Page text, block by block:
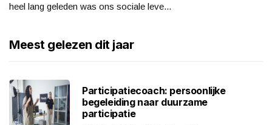
heel lang geleden was ons sociale leve...
Meest gelezen dit jaar
Participatiecoach: persoonlijke
begeleiding naar duurzame
participatie